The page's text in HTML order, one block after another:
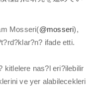
Mosseri(@mosseri),
ifade etti.
kitlelere nas?l eri?ilebilir
ve yer alabilecekleri